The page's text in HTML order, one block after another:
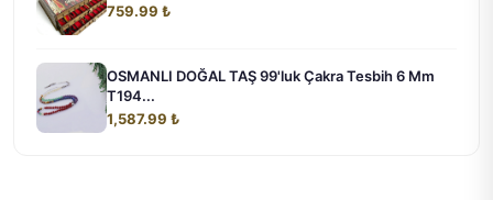
759.99 ₺
OSMANLI DOĞAL TAŞ 99'luk Çakra Tesbih 6 Mm
T194...
1,587.99 ₺